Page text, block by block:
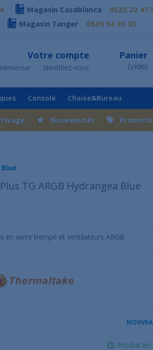
Magasin Casablanca
0522 22 47
Magasin Tanger 0539 94 35 33
Panier
(vide)
Votre compte
Identifiez-vous
Nouveautés
Console Chaise&Bureau
TG ARGB Hydrangea Blue
en verre trempé et ventilateurs ARGB
Produit en